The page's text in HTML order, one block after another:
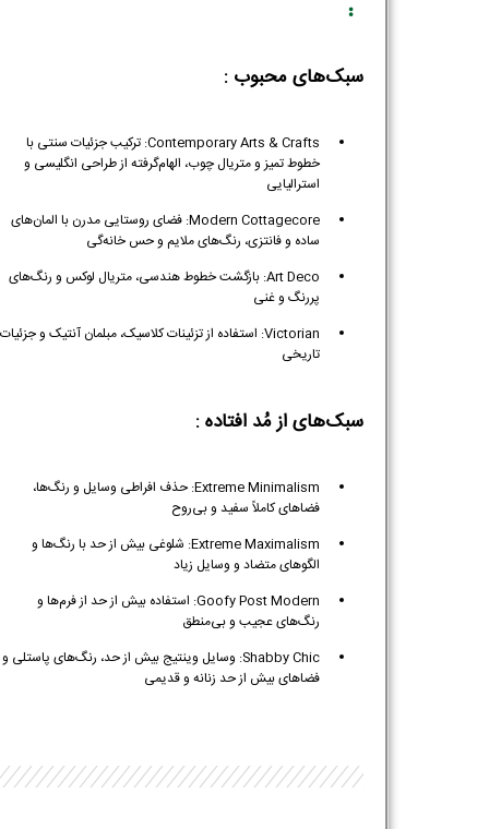
:
سبک‌های محبوب :
Contemporary Arts & Crafts: ترکیب جزئیات سنتی با
خطوط تمیز و متریال چوب، الهام‌گرفته از طراحی انگلیسی و
استرالیایی
Modern Cottagecore: فضای روستایی مدرن با المان‌های
ساده و فانتزی، رنگ‌های ملایم و حس خانه‌گی
Art Deco: بازگشت خطوط هندسی، متریال لوکس و رنگ‌های
پررنگ و غنی
Victorian: استفاده از تزئینات کلاسیک، مبلمان آنتیک و جزئیات
تاریخی
سبک‌های از مُد افتاده :
Extreme Minimalism: حذف افراطی وسایل و رنگ‌ها،
فضاهای کاملاً سفید و بی‌روح
Extreme Maximalism: شلوغی بیش از حد با رنگ‌ها و
الگوهای متضاد و وسایل زیاد
Goofy Post Modern: استفاده بیش از حد از فرم‌ها و
رنگ‌های عجیب و بی‌منطق
Shabby Chic: وسایل وینتیج بیش از حد، رنگ‌های پاستلی و
فضاهای بیش از حد زنانه و قدیمی